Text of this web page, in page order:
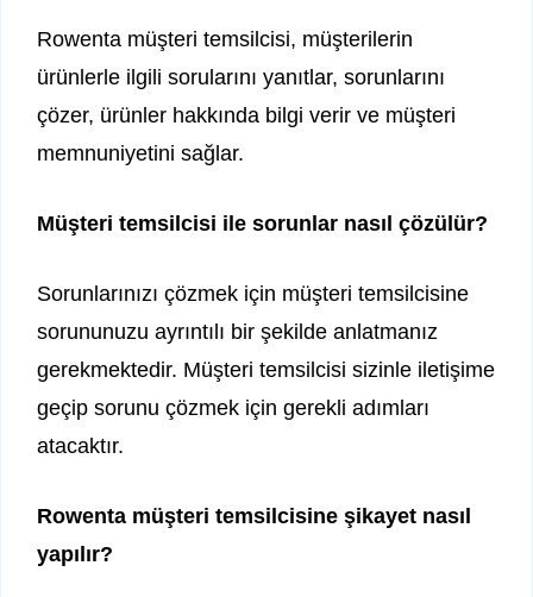
Rowenta müşteri temsilcisi, müşterilerin
ürünlerle ilgili sorularını yanıtlar, sorunlarını
çözer, ürünler hakkında bilgi verir ve müşteri
memnuniyetini sağlar.
Müşteri temsilcisi ile sorunlar nasıl çözülür?
Sorunlarınızı çözmek için müşteri temsilcisine
sorununuzu ayrıntılı bir şekilde anlatmanız
gerekmektedir. Müşteri temsilcisi sizinle iletişime
geçip sorunu çözmek için gerekli adımları
atacaktır.
Rowenta müşteri temsilcisine şikayet nasıl
yapılır?